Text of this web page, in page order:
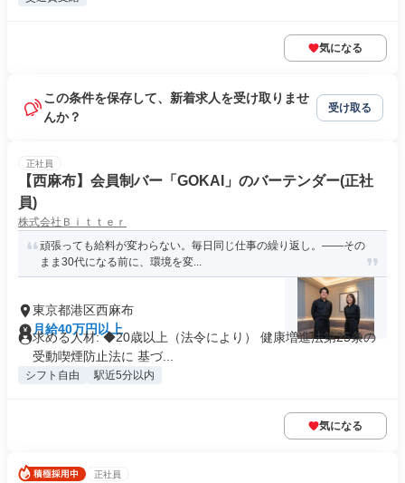
気になる
この条件を保存して、新着求人を受け取りませ
んか？
受け取る
正社員
【西麻布】会員制バー「GOKAI」のバーテンダー(正社
員)
株式会社Ｂｉｔｔｅｒ
頑張っても給料が変わらない。毎日同じ仕事の繰り返し。——その
まま30代になる前に、環境を変...
東京都港区西麻布
月給40万円以上
求める人材: ◆20歳以上（法令により） 健康増進法第25条の
受動喫煙防止法に 基づ...
シフト自由 駅近5分以内
気になる
正社員